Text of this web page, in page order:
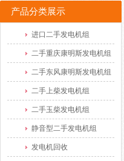
产品分类展示
进口二手发电机组
二手重庆康明斯发电机组
二手东风康明斯发电机组
二手上柴发电机组
二手玉柴发电机组
静音型二手发电机组
发电机回收